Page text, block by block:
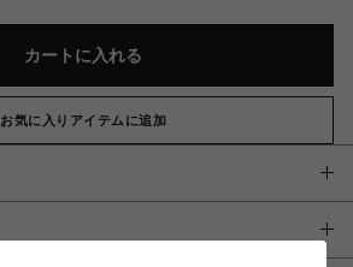
カートに入れる
お気に入りアイテムに追加